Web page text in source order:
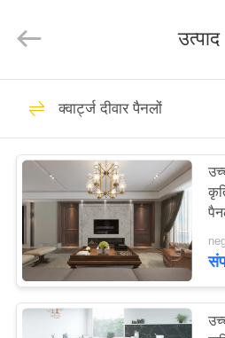
उत्पादों
हमारे
बारे
कारखाना
Material
Technology
Reserved.
कृत्रिम
उत्पाद
क्वार्ट्ज दीवार पैनलों